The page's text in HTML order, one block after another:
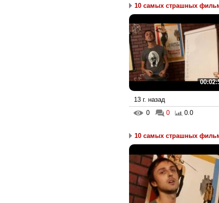
10 самых страшных
13 г. назад
0
0 0.0
10 самых страшных